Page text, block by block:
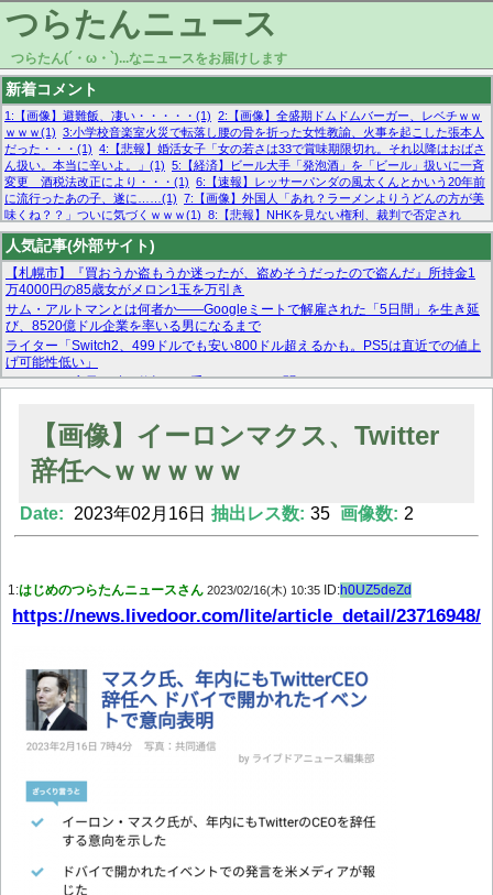
つらたんニュース
つらたん(´・ω・`)...なニュースをお届けします
新着コメント
1:【画像】避難飯、凄い・・・・・(1) 2:【画像】全盛期ドムドムバーガー、レベチｗｗ
ｗｗｗ(1) 3:小学校音楽室火災で転落し腰の骨を折った女性教諭、火事を起こした張本人
だった・・・(1) 4:【悲報】婚活女子「女の若さは33で賞味期限切れ。それ以降はおばさ
ん扱い。本当に辛いよ。」(1) 5:【経済】ビール大手「発泡酒」を「ビール」扱いに一斉
変更 酒税法改正により・・・(1) 6:【速報】レッサーパンダの風太くんとかいう20年前
に流行ったあの子、遂に……(1) 7:【画像】外国人「あれ？ラーメンよりうどんの方が美
味くね？？」ついに気づくｗｗｗ(1) 8:【悲報】NHKを見ない権利、裁判で否定され
る・・・(1) 9:欧州委員長「原発縮小は間違いでした」(1) 10:【悲報】日本企業の人手不
足、限界突破 52%「正社員も足りてません…」(1)
人気記事(外部サイト)
【札幌市】『買おうか盗もうか迷ったが、盗めそうだったので盗んだ』所持金1
万4000円の85歳女がメロン1玉を万引き
サム・アルトマンとは何者か——Googleミートで解雇された「5日間」を生き延
び、8520億ドル企業を率いる男になるまで
ライター「Switch2、499ドルでも安い800ドル超えるかも。PS5は直近での値上
げ可能性低い」
スーパーで店員に酷い仕打ちを受けたんだけど聞いてくれる？
ニーCEOの「量より質」宣言の裏で渦巻くファンの本音とMCUの未来を徹底考
【モー娘。石田亜佑美】ファーストテイク出演も新規獲得ならず？北川莉央が1
位に
【画像】イーロンマクス、Twitter
辞任へｗｗｗｗｗ
Date: 2023年02月16日 抽出レス数: 35 画像数: 2
1:はじめのつらたんニュースさん 2023/02/16(木) 10:35 ID:h0UZ5deZd
https://news.livedoor.com/lite/article_detail/23716948/